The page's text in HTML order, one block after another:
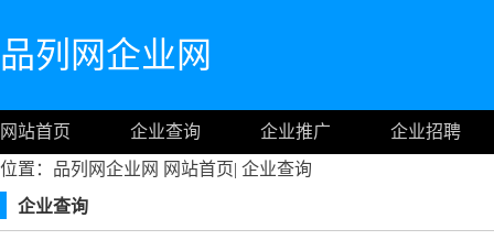
品列网企业网
网站首页 企业查询 企业推广
企业招聘
位置：品列网企业网 网站首页| 企业查询
企业查询